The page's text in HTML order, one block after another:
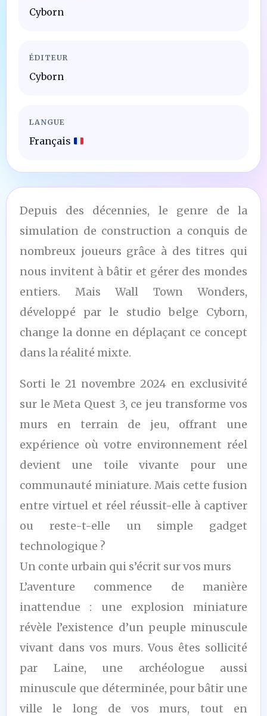
Cyborn
ÉDITEUR
Cyborn
LANGUE
Français
Depuis des décennies, le genre de la
simulation de construction a conquis de
nombreux joueurs grâce à des titres qui
nous invitent à bâtir et gérer des mondes
entiers. Mais Wall Town Wonders,
développé par le studio belge Cyborn,
change la donne en déplaçant ce concept
dans la réalité mixte.
Sorti le 21 novembre 2024 en exclusivité
sur le Meta Quest 3, ce jeu transforme vos
murs en terrain de jeu, offrant une
expérience où votre environnement réel
devient une toile vivante pour une
communauté miniature. Mais cette fusion
entre virtuel et réel réussit-elle à captiver
ou reste-t-elle un simple gadget
technologique ?
Un conte urbain qui s’écrit sur vos murs
L’aventure commence de manière
inattendue : une explosion miniature
révèle l’existence d’un peuple minuscule
vivant dans vos murs. Vous êtes sollicité
par Laine, une archéologue aussi
minuscule que déterminée, pour bâtir une
ville le long de vos murs, tout en